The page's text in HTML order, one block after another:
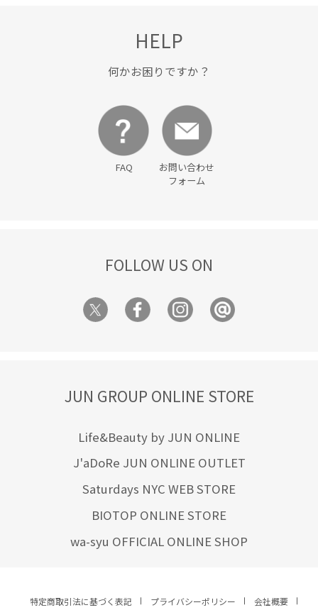
HELP
何かお困りですか？
FAQ
お問い合わせ
フォーム
FOLLOW US ON
JUN GROUP ONLINE STORE
Life&Beauty by JUN ONLINE
J'aDoRe JUN ONLINE OUTLET
Saturdays NYC WEB STORE
BIOTOP ONLINE STORE
wa-syu OFFICIAL ONLINE SHOP
特定商取引法に基づく表記 プライバシーポリシー 会社概要